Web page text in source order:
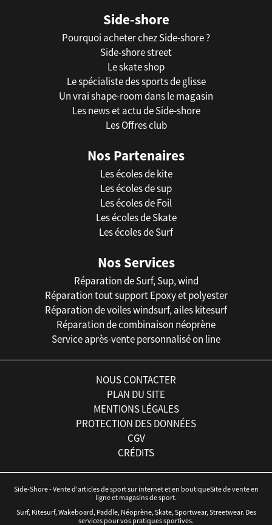
Side-shore
Pourquoi acheter chez Side-shore ?
Side-shore street
Le skate shop
Le spécialiste des sports de glisse
Un vrai shape-room dans le magasin
Les news et actu de Side-shore
Les Offres club
Nos Partenaires
Les écoles de kite
Les écoles de sup
Les écoles de Foil
Les écoles de Skate
Les écoles de Surf
Nos Services
Réparation de Surf, Sup, wind
Réparation tout support Epoxy et polyester
Réparation de voiles windsurf, ailes kitesurf
Réparation de combinaison néoprène
Service après-vente personnalisé on line
NOUS CONTACTER
PLAN DU SITE
MENTIONS LÉGALES
PROTECTION DES DONNÉES
CGV
CRÉDITS
Side-Shore - Vente d'articles de sport sur internet et en boutiqueSite de vente en
ligne et magasins de sport.
Surf, Kitesurf, Wakeboard, Paddle, Néoprène, Skate, Sportwear, Streetwear. Des
services pour vos pratiques sportives.